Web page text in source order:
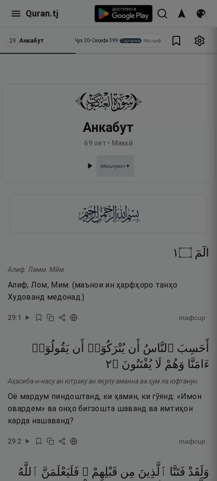
Quran.tj
29 Анкабут Ҷуз 20•Саҳифа 399 Тарҷума Мусҳаф
Анкабут
69 оят • Маккӣ
ℹ️Маълумот▼
الٓمٓ ۝١
Алиф. Ламм. Мйм.
Алиф, Лом, Мим. (маънои ин ҳарфҳоро танҳо
Худованд медонад.)
29:1 тафсир
أَحَسِبَ ٱلنَّاسُ أَن يُتْرَكُوٓا۟ أَن يَقُولُوٓا۟
ءَامَنَّا وَهُمْ لَا يُفْتَنُونَ ۝٢
Аҳасиба-н-насу ан ютраку ан яқулу аманна ва ҳум ла юфтанун.
Оё мардум пиндоштанд, ки ҳамин, ки гӯянд: «Имон
овардем» ва онҳо бигзошта шаванд ва имтиҳон
карда нашаванд?
29:2 тафсир
وَلَقَدْ فَتَنَّا ٱلَّذِينَ مِن قَبْلِهِمْ ۖ فَلَيَعْلَمَنَّ ٱللَّهُ